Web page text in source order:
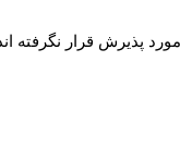
پذیرش قرار نگرفته